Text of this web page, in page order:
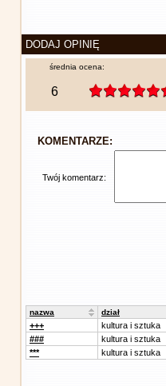
DODAJ OPINIĘ
średnia ocena:
6
KOMENTARZE:
Twój komentarz:
nazwa dział
+++ kultura i sztuka
###
kultura i sztuka
***
kultura i sztuka